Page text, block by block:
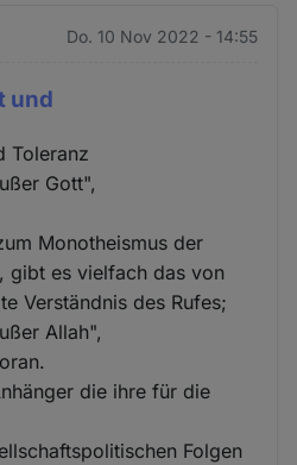
Do. 10 Nov 2022 - 14:55
und
Toleranz
Gott",
Monotheismus der
gibt es vielfach das von
Verständnis des Rufes;
Allah",
die ihre für die
Folgen